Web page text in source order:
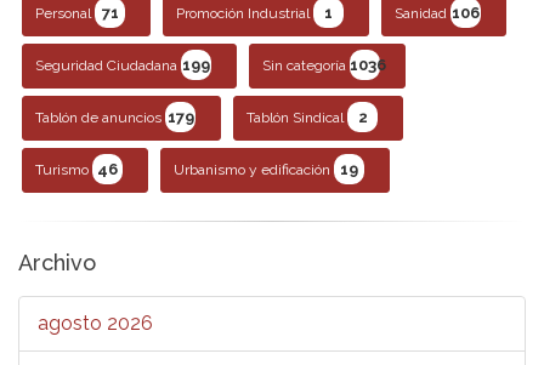
Personal 71 Promoción Industrial 1 Sanidad 106
Seguridad Ciudadana 199 Sin categoría 1036
Tablón de anuncios 179 Tablón Sindical 2
Turismo 46 Urbanismo y edificación 19
Archivo
agosto 2026